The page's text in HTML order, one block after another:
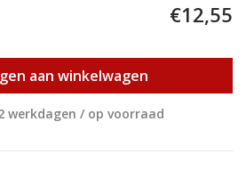
€12,55
aan winkelwagen
werkdagen / op voorraad